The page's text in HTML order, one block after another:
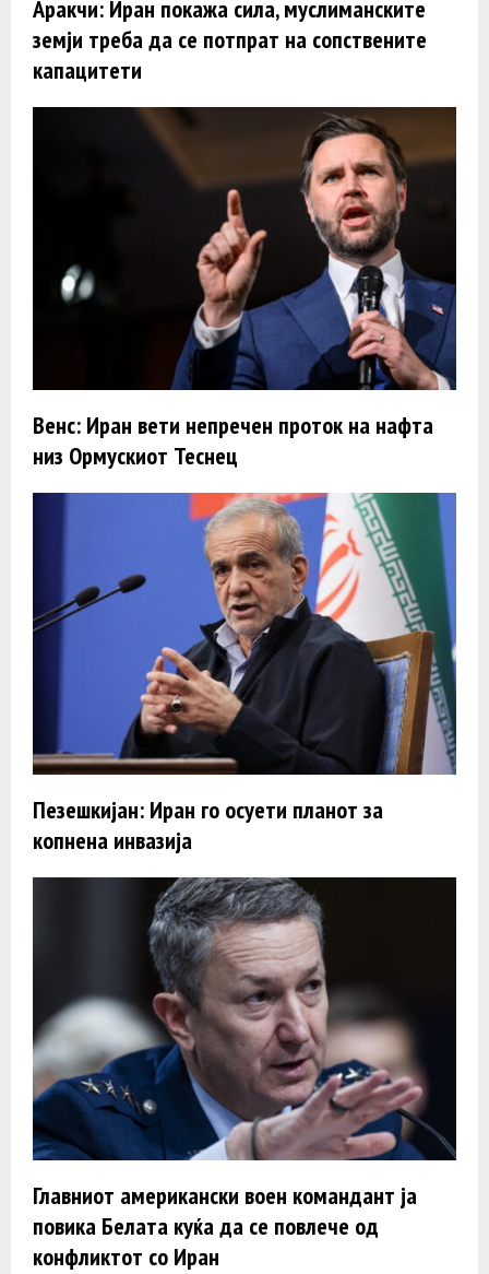
Аракчи: Иран покажа сила, муслиманските
земји треба да се потпрат на сопствените
капацитети
Венс: Иран вети непречен проток на нафта
низ Ормускиот Теснец
Пезешкијан: Иран го осуети планот за
копнена инвазија
Главниот американски воен командант ја
повика Белата куќа да се повлече од
конфликтот со Иран